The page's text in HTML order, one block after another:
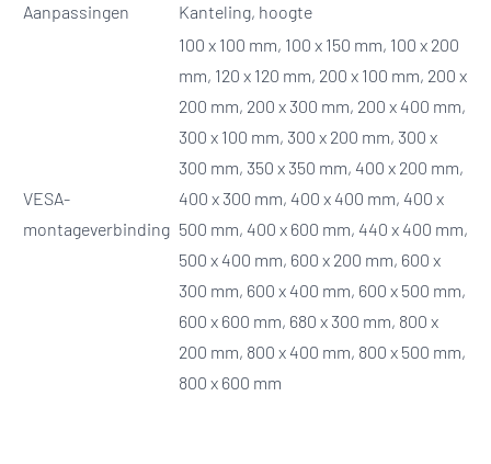
Aanpassingen
Kanteling, hoogte
VESA-
montageverbinding
100 x 100 mm, 100 x 150 mm, 100 x 200
mm, 120 x 120 mm, 200 x 100 mm, 200 x
200 mm, 200 x 300 mm, 200 x 400 mm,
300 x 100 mm, 300 x 200 mm, 300 x
300 mm, 350 x 350 mm, 400 x 200 mm,
400 x 300 mm, 400 x 400 mm, 400 x
500 mm, 400 x 600 mm, 440 x 400 mm,
500 x 400 mm, 600 x 200 mm, 600 x
300 mm, 600 x 400 mm, 600 x 500 mm,
600 x 600 mm, 680 x 300 mm, 800 x
200 mm, 800 x 400 mm, 800 x 500 mm,
800 x 600 mm